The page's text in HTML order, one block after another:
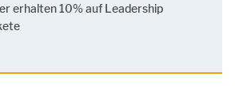
erhalten 10% auf Leadership